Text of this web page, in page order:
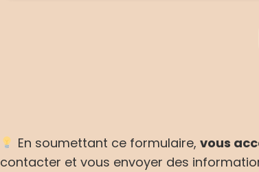
En soumettant ce formulaire, vous
contacter et vous envoyer des